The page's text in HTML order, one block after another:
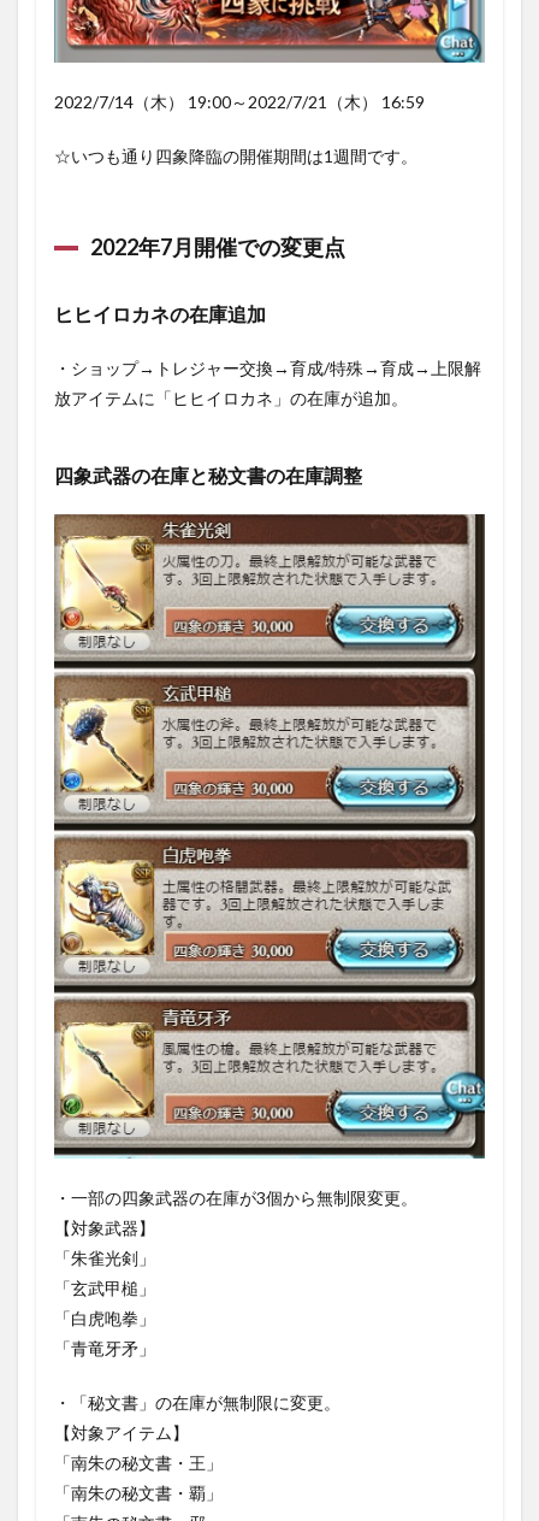
1.2.4
一部四
の操作
が可能
報酬
四象武
器
1.3.1.1
◆方陣武
器（2020
柘榴石の
鉞
1.3.1.3
水宝玉の
手斧
1.3.1.4
風信子の
護剣
1.3.1.5
橄欖の弩
1.3.1.6
◆方陣武
1.3.1.7
夏ノ陽炎
1.3.1.8
冬ノ霜柱
1.3.1.9
秋ノ落葉
1.3.1.10
春ノ柔風
1.3.1.11
１
1.3.1.13
玄武甲槌
1.3.1.14
1.3.1.15
青竜牙矛
1.3.1.16
◆四象武器
2022/7/14（木） 19:00～2022/7/21（木） 16:59
☆いつも通り四象降臨の開催期間は1週間です。
2022年7月開催での変更点
ヒヒイロカネの在庫追加
・ショップ→トレジャー交換→育成/特殊→育成→上限解
放アイテムに「ヒヒイロカネ」の在庫が追加。
四象武器の在庫と秘文書の在庫調整
・一部の四象武器の在庫が3個から無制限変更。
【対象武器】
「朱雀光剣」
「玄武甲槌」
「白虎咆拳」
「青竜牙矛」
・「秘文書」の在庫が無制限に変更。
【対象アイテム】
「南朱の秘文書・王」
「南朱の秘文書・覇」